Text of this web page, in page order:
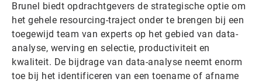
Brunel biedt opdrachtgevers de strategische optie om
het gehele resourcing-traject onder te brengen bij een
toegewijd team van experts op het gebied van data-
analyse, werving en selectie, productiviteit en
kwaliteit. De bijdrage van data-analyse neemt enorm
toe bij het identificeren van een toename of afname